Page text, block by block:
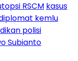
RSCM kasus
kemlu
polisi
Subianto